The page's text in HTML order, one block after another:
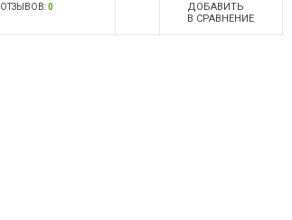
ОТЗЫВОВ:0
ДОБАВИТЬ
В СРАВНЕНИЕ